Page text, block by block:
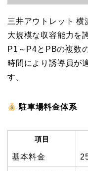
三井アウトレット 横
大規模な収容能力を
P1～P4とPBの複数
時間により誘導員が
す。
駐車場料金体系
項目
基本料金